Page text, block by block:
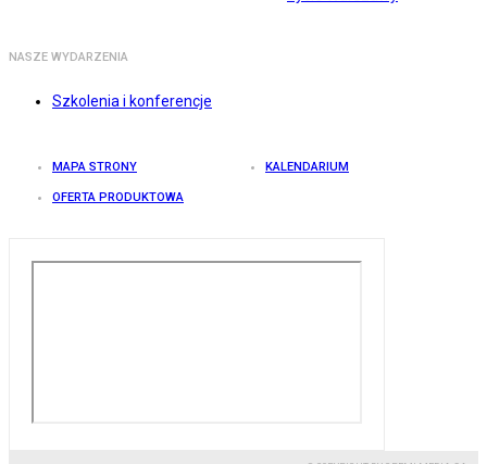
NASZE WYDARZENIA
Szkolenia i konferencje
MAPA STRONY KALENDARIUM
OFERTA PRODUKTOWA